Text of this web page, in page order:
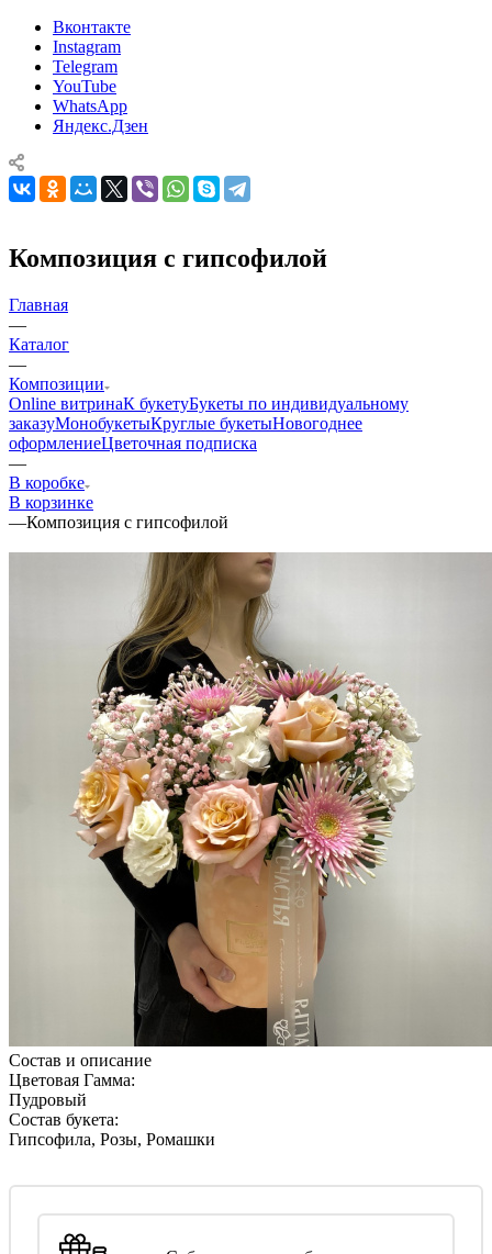
Вконтакте
Instagram
Telegram
YouTube
WhatsApp
Яндекс.Дзен
Композиция с гипсофилой
Главная
—
Каталог
—
Композиции
Online витринаК букетуБукеты по индивидуальному
заказуМонобукетыКруглые букетыНовогоднее
оформлениеЦветочная подписка
—
В коробке
В корзинке
—Композиция с гипсофилой
Состав и описание
Цветовая Гамма:
Пудровый
Состав букета:
Гипсофила, Розы, Ромашки